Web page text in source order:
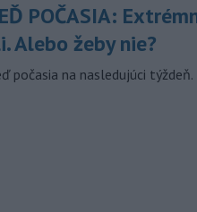
POČASIA:
Alebo žeby nie?
počasia na nasledujúci týždeň.